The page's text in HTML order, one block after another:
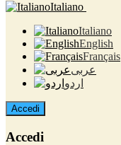
Italiano
Italiano
English
Français
عربى
اردو
Accedi
Accedi